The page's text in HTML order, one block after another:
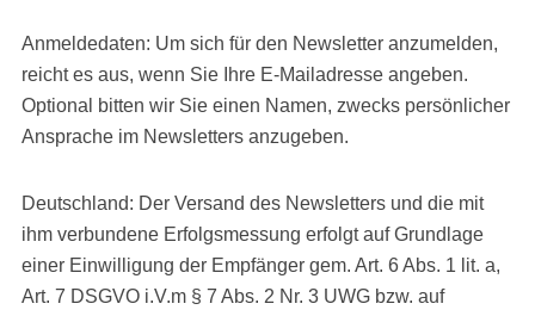
Anmeldedaten: Um sich für den Newsletter anzumelden,
reicht es aus, wenn Sie Ihre E-Mailadresse angeben.
Optional bitten wir Sie einen Namen, zwecks persönlicher
Ansprache im Newsletters anzugeben.
Deutschland: Der Versand des Newsletters und die mit
ihm verbundene Erfolgsmessung erfolgt auf Grundlage
einer Einwilligung der Empfänger gem. Art. 6 Abs. 1 lit. a,
Art. 7 DSGVO i.V.m § 7 Abs. 2 Nr. 3 UWG bzw. auf